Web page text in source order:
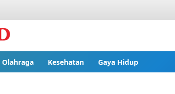
Olahraga Kesehatan Gaya Hidup